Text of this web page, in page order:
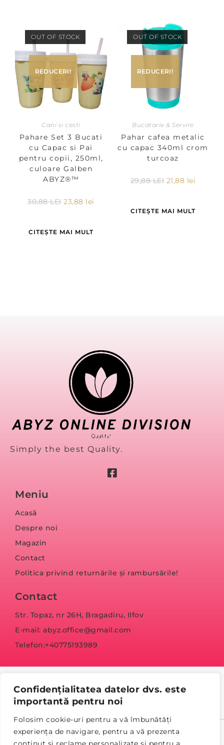
Confidențialitatea datelor dvs. este
importantă pentru noi
Folosim cookie-uri pentru a vă îmbunătăți
experiența de navigare, pentru a vă prezenta
OUT OF STOCK
REDUCERI!
Cani si cesti
Pahare Set 3 Bucati
cu Capac si Pai
pentru copii, 250ml,
culoare Galben
ABYZ®™
30,88LEI 23,88 lei
CITEȘTE MAI MULT
OUT OF STOCK
REDUCERI!
Bucatarie & Servire
Pahar cafea metalic
cu capac 340ml crom
turcoaz
29,88LEI 21,88 lei
CITEȘTE MAI MULT
Simply the best Quality.
Meniu
Acasă
Despre noi
Magazin
Contact
Politica privind returnările și rambursările!
Contact
Str. Topaz, nr 26H, Bragadiru, Ilfov
E-mail: abyz.office@gmail.com
Telefon:+40775193989
© Copyright 2023 abyz.ro